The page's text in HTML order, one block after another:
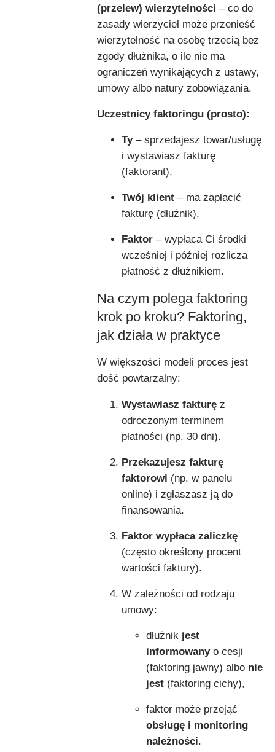
(przelew) wierzytelności – co do
zasady wierzyciel może przenieść
wierzytelność na osobę trzecią bez
zgody dłużnika, o ile nie ma
ograniczeń wynikających z ustawy,
umowy albo natury zobowiązania.
Uczestnicy faktoringu (prosto):
Ty– sprzedajesz towar/usługę
i wystawiasz fakturę
(faktorant),
Twój klient – ma zapłacić
fakturę (dłużnik),
Faktor – wypłaca Ci środki
wcześniej i później rozlicza
płatność z dłużnikiem.
Na czym polega faktoring
krok po kroku? Faktoring,
jak działa w praktyce
W większości modeli proces jest
dość powtarzalny:
Wystawiasz fakturę z
odroczonym terminem
płatności (np. 30 dni).
Przekazujesz fakturę
faktorowi (np. w panelu
online) i zgłaszasz ją do
finansowania.
Faktor wypłaca zaliczkę
(często określony procent
wartości faktury).
W zależności od rodzaju
umowy:
dłużnik jest
informowanyo cesji
(faktoring jawny) albo nie
jest (faktoring cichy),
faktor może przejąć
obsługę i monitoring
należności.